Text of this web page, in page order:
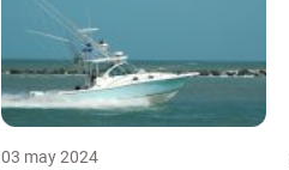
03 may 2024